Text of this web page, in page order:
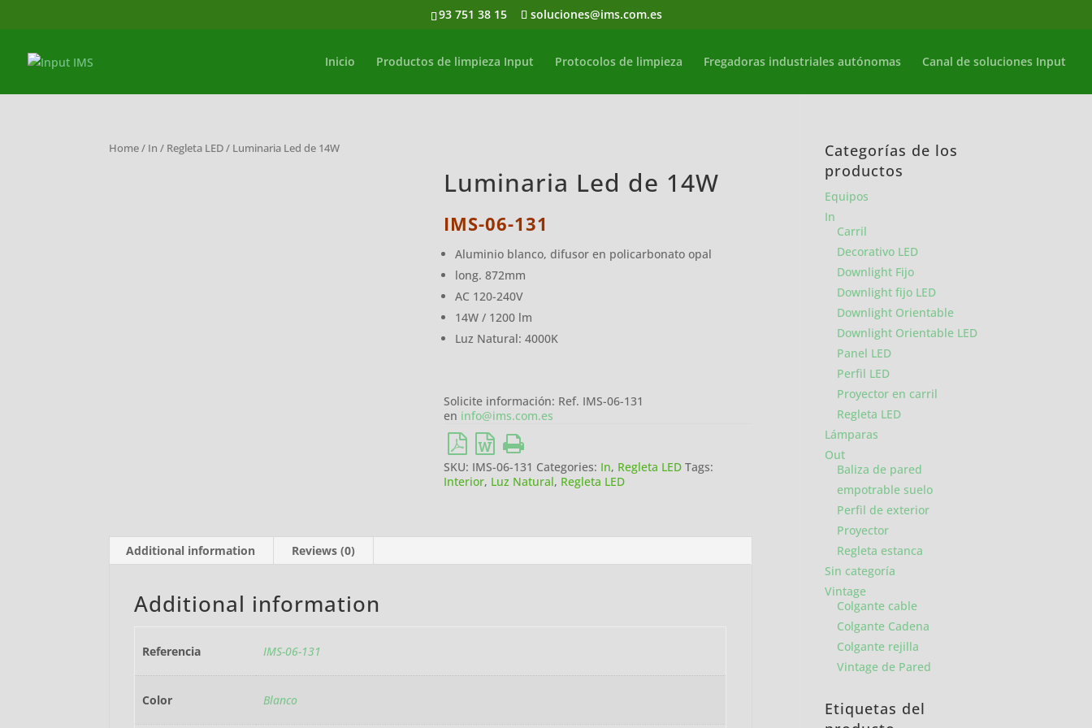
93 751 38 15 soluciones@ims.com.es
Inicio Productos de limpieza Input Protocolos de limpieza Fregadoras industriales autónomas Canal de soluciones Input
Home/ In / Regleta LED/ Luminaria Led de 14W
Luminaria Led de 14W
IMS-06-131
Aluminio blanco, difusor en policarbonato opal
long. 872mm
AC 120-240V
14W / 1200 lm
Luz Natural: 4000K
Solicite información: Ref. IMS-06-131
en info@ims.com.es
SKU: IMS-06-131 Categories: In, Regleta LED Tags:
Interior, Luz Natural, Regleta LED
Additional information Reviews (0)
Additional information
Referencia IMS-06-131
Color Blanco
Categorías de los
productos
Equipos
In
Carril
Decorativo LED
Downlight Fijo
Downlight fijo LED
Downlight Orientable
Downlight Orientable LED
Panel LED
Perfil LED
Proyector en carril
Regleta LED
Lámparas
Out
Baliza de pared
empotrable suelo
Perfil de exterior
Proyector
Regleta estanca
Sin categoría
Vintage
Colgante cable
Colgante Cadena
Colgante rejilla
Vintage de Pared
Etiquetas del